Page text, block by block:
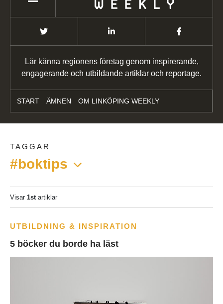
Lär känna regionens företag genom inspirerande,
engagerande och utbildande artiklar och reportage.
START ÄMNEN OM LINKÖPING WEEKLY
TAGGAR
#boktips
Visar 1startiklar
UTBILDNING & INSPIRATION
5 böcker du borde ha läst